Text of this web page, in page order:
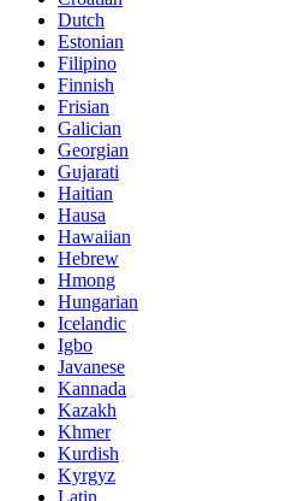
Dutch
Estonian
Filipino
Finnish
Frisian
Galician
Georgian
Gujarati
Haitian
Hausa
Hawaiian
Hebrew
Hmong
Hungarian
Icelandic
Igbo
Javanese
Kannada
Kazakh
Khmer
Kurdish
Kyrgyz